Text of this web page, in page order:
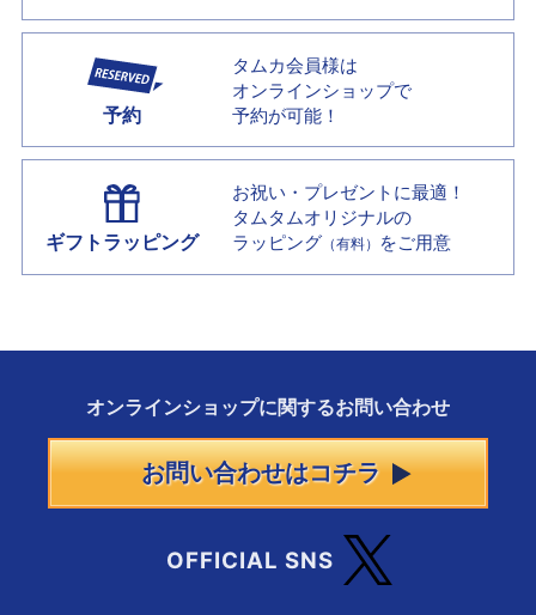
予約
タムカ会員様は
オンラインショップで
予約が可能！
ギフトラッピング
お祝い・プレゼントに最適！
タムタムオリジナルの
ラッピング （有料） をご用意
オンラインショップに関するお問い合わせ
お問い合わせはコチラ
OFFICIAL SNS